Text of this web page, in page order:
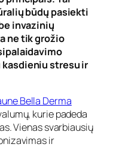
būdų pasiekti
invazinių
ne tik grožio
stresu ir
Bella Derma
kurie padeda
Vienas svarbiausių
ir